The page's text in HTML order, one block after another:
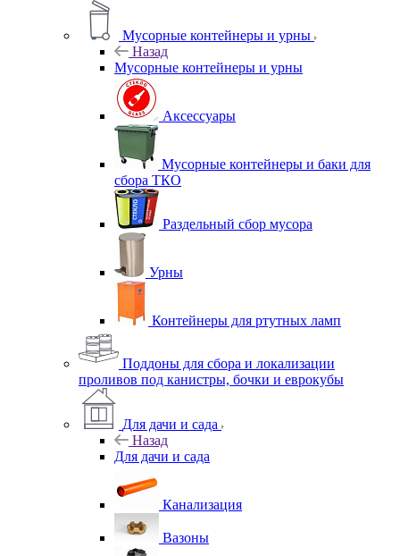
Мусорные контейнеры и урны
Назад
Мусорные контейнеры и урны
Аксессуары
Мусорные контейнеры и баки для
сбора ТКО
Раздельный сбор мусора
Урны
Контейнеры для ртутных ламп
Поддоны для сбора и локализации
проливов под канистры, бочки и еврокубы
Для дачи и сада
Назад
Для дачи и сада
Канализация
Вазоны